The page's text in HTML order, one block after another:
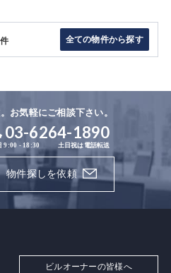
件 全ての物件から探す
お気軽にご相談下さい。
03-6264-1890
9:00 - 18:30 土日祝は電話転送
物件探しを依頼
ビルオーナーの皆様へ